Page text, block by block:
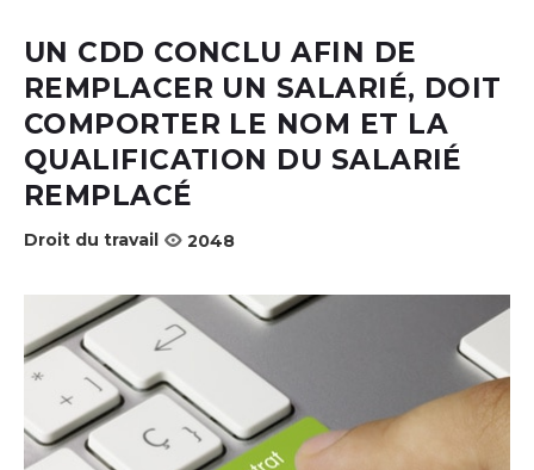
UN CDD CONCLU AFIN DE
REMPLACER UN SALARIÉ, DOIT
COMPORTER LE NOM ET LA
QUALIFICATION DU SALARIÉ
REMPLACÉ
Droit du travail 2048